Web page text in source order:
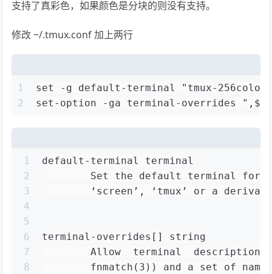
支持了真彩色，如果颜色是分块的则没有支持。
修改 ~/.tmux.conf 加上两行
1
2
set -g default-terminal "tmux-256color"
set-option -ga terminal-overrides
1
2
3
4
5
6
7
8
default-terminal terminal
Set the default terminal for
‘screen’, ‘tmux’ or a
terminal-overrides[] string
Allow  terminal
fnmatch(3)) and a set of